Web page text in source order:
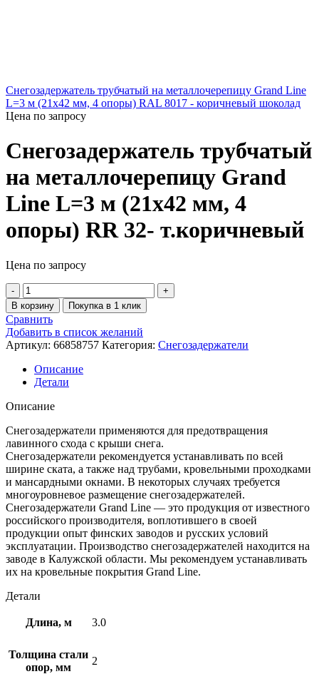
Снегозадержатель трубчатый на металлочерепицу Grand Line
L=3 м (21х42 мм, 4 опоры) RAL 8017 - коричневый шоколад
Цена по запросу
Снегозадержатель трубчатый
на металлочерепицу Grand
Line L=3 м (21х42 мм, 4
опоры) RR 32- т.коричневый
Цена по запросу
В корзину Покупка в 1 клик
Сравнить
Добавить в список желаний
Артикул: 66858757 Категория: Снегозадержатели
Описание
Детали
Описание
Снегозадержатели применяются для предотвращения
лавинного схода с крыши снега.
Снегозадержатели рекомендуется устанавливать по всей
ширине ската, а также над трубами, кровельными проходками
и мансардными окнами. В некоторых случаях требуется
многоуровневое размещение снегозадержателей.
Снегозадержатели Grand Line — это продукция от известного
российского производителя, воплотившего в своей
продукции опыт финских заводов и русских условий
эксплуатации. Производство снегозадержателей находится на
заводе в Калужской области. Мы рекомендуем устанавливать
их на кровельные покрытия Grand Line.
Детали
Длина, м 3.0
Толщина стали
опор, мм
2